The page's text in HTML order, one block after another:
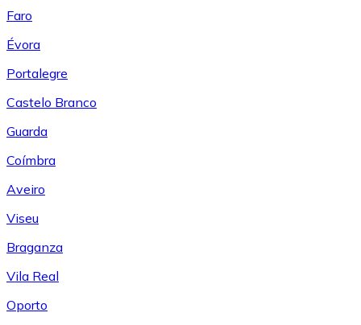
Faro
Évora
Portalegre
Castelo Branco
Guarda
Coímbra
Aveiro
Viseu
Braganza
Vila Real
Oporto